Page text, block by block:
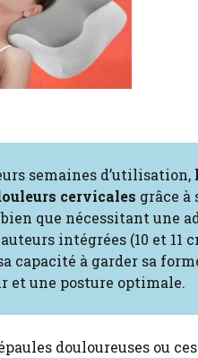
semaines d’utilisation,
cervicales grâce à
que nécessitant une
intégrées (10 et 11
capacité à garder sa
et une posture optimale.
douloureuses ou